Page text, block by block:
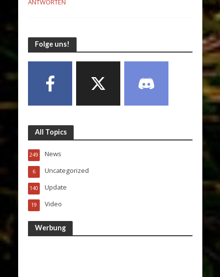
ANTWORTEN
Folge uns!
All Topics
News
249
Uncategorized
6
Update
140
Video
19
Werbung